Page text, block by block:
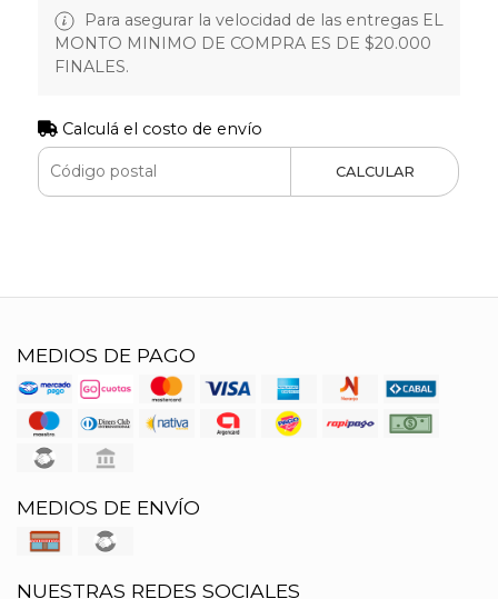
Para asegurar la velocidad de las entregas EL
MONTO MINIMO DE COMPRA ES DE $20.000
FINALES.
Calculá el costo de envío
CALCULAR
MEDIOS DE PAGO
MEDIOS DE ENVÍO
NUESTRAS REDES SOCIALES